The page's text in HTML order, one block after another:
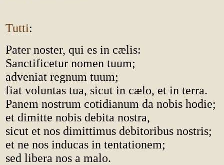
Tutti:
Pater noster, qui es in cælis:
Sanctificetur nomen tuum;
adveniat regnum tuum;
fiat voluntas tua, sicut in cælo, et in terra.
Panem nostrum cotidianum da nobis hodie;
et dimitte nobis debita nostra,
sicut et nos dimittimus debitoribus nostris;
et ne nos inducas in tentationem;
sed libera nos a malo.